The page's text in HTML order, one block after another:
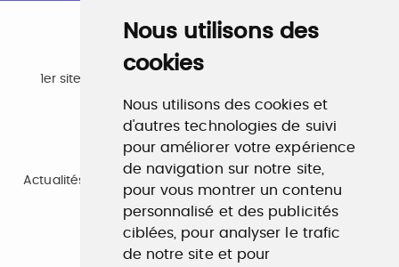
Nous utilisons des
cookies
Nous utilisons des cookies et
d'autres technologies de suivi
pour améliorer votre expérience
de navigation sur notre site,
pour vous montrer un contenu
personnalisé et des publicités
ciblées, pour analyser le trafic
de notre site et pour
Emploi
1er site emploi du secteur culturel 784.000 visites et
www.profilculture.com
Formation
Actualités, guide et annuaire des formations aux métiers
de la culture.
www.profilculture-formation.com